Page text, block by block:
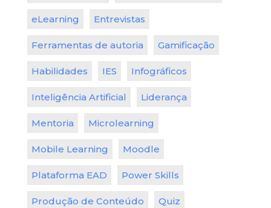
eLearning Entrevistas
Ferramentas de autoria Gamificação
Habilidades IES Infográficos
Inteligência Artificial Liderança
Mentoria Microlearning
Mobile Learning Moodle
Plataforma EAD Power Skills
Produção de Conteúdo Quiz